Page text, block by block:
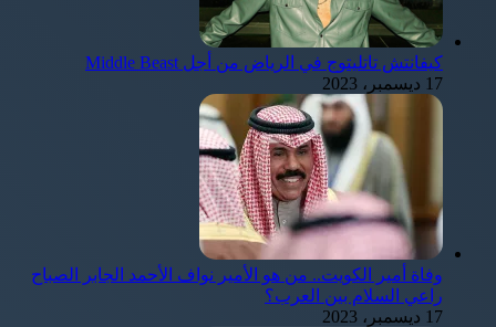
كيفانتش تاتليتوج في الرياض من أجل Middle Beast
17 ديسمبر، 2023
وفاة أمير الكويت.. من هو الأمير نواف الأحمد الجابر الصباح
راعي السلام بين العرب؟
17 ديسمبر، 2023